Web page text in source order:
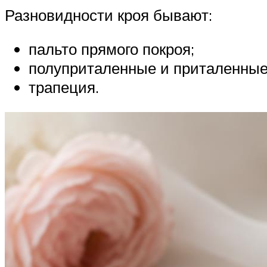
Разновидности кроя бывают:
пальто прямого покроя;
полуприталенные и
трапеция.